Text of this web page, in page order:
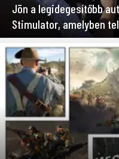
Jön a legidegesítőbb
Stimulator, amelyben